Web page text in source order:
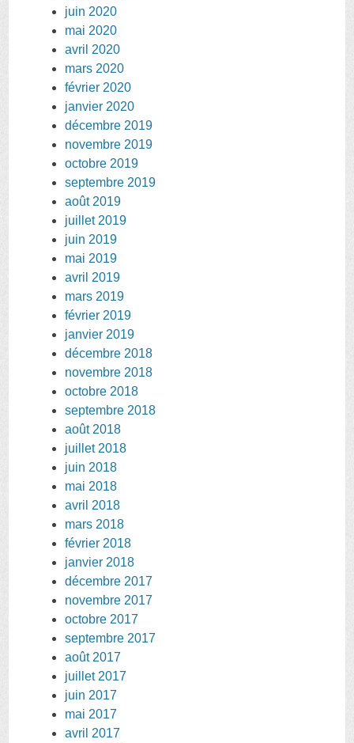
juin 2020
mai 2020
avril 2020
mars 2020
février 2020
janvier 2020
décembre 2019
novembre 2019
octobre 2019
septembre 2019
août 2019
juillet 2019
juin 2019
mai 2019
avril 2019
mars 2019
février 2019
janvier 2019
décembre 2018
novembre 2018
octobre 2018
septembre 2018
août 2018
juillet 2018
juin 2018
mai 2018
avril 2018
mars 2018
février 2018
janvier 2018
décembre 2017
novembre 2017
octobre 2017
septembre 2017
août 2017
juillet 2017
juin 2017
mai 2017
avril 2017